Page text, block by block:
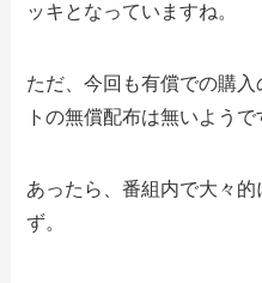
ッキとなっていますね。
ただ、今回も有償での購
トの無償配布は無いようで
あったら、番組内で大々
ず。